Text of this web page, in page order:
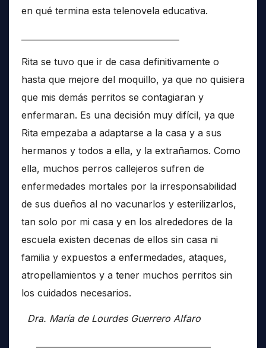
en qué termina esta telenovela educativa.
Rita se tuvo que ir de casa definitivamente o
hasta que mejore del moquillo, ya que no quisiera
que mis demás perritos se contagiaran y
enfermaran. Es una decisión muy difícil, ya que
Rita empezaba a adaptarse a la casa y a sus
hermanos y todos a ella, y la extrañamos. Como
ella, muchos perros callejeros sufren de
enfermedades mortales por la irresponsabilidad
de sus dueños al no vacunarlos y esterilizarlos,
tan solo por mi casa y en los alrededores de la
escuela existen decenas de ellos sin casa ni
familia y expuestos a enfermedades, ataques,
atropellamientos y a tener muchos perritos sin
los cuidados necesarios.
Dra. María de Lourdes Guerrero Alfaro